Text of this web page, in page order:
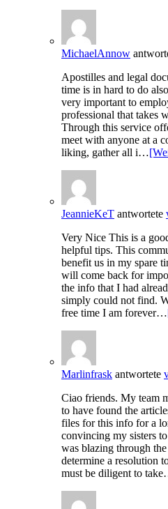
MichaelAnnow
Apostilles and legal
time is in hard to do
very important to
professional that takes
Through this service
meet with anyone at a
liking, gather all i…
JeannieKeT antwortete
Very Nice This is a
helpful tips. This
benefit us in my spare
will come back for
the info that I had
simply could not find.
free time I am forever…
Marlinfrask antwortete
Ciao friends. My team
to have found the
files for this info for a
convincing my sisters
was blazing through
determine a resolution
must be diligent to